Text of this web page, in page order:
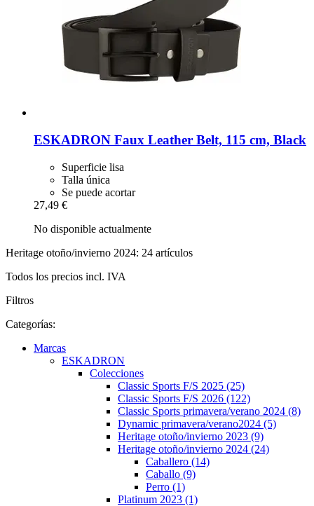
ESKADRON Faux Leather Belt, 115 cm, Black
Superficie lisa
Talla única
Se puede acortar
27,49 €
No disponible actualmente
Heritage otoño/invierno 2024: 24 artículos
Todos los precios incl. IVA
Filtros
Categorías:
Marcas
ESKADRON
Colecciones
Classic Sports F/S 2025 (25)
Classic Sports F/S 2026 (122)
Classic Sports primavera/verano 2024 (8)
Dynamic primavera/verano2024 (5)
Heritage otoño/invierno 2023 (9)
Heritage otoño/invierno 2024 (24)
Caballero (14)
Caballo (9)
Perro (1)
Platinum 2023 (1)